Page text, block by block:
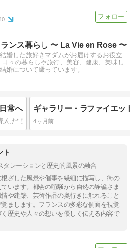
ンス暮らし 〜 La Vie en Rose 〜
婚した旅好きマダムがお届けするお役立
々の暮らしや旅行、美容、健康、美味し
婚について綴っています。
常へ
4ヶ月前
ト
タレーションと歴史的風景の融合
ざした風景や催事を繊細に描写し、街の
います。都会の喧騒から自然の静謐さま
や建築、芸術作品の奥行きに触れること
まします。フランスの多彩な側面を視覚
歴史や人々の想いを優しく伝える内容で